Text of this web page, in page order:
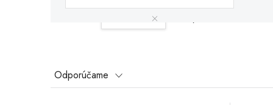
R
Odporúčame